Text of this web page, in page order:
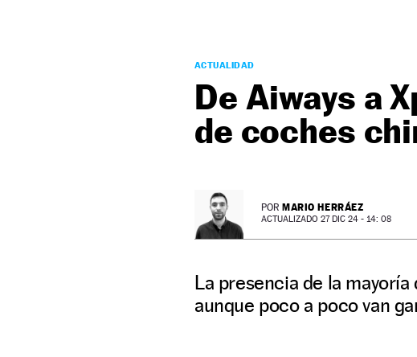
ACTUALIDAD
De Aiways a
de coches
POR MARIO HERRÁEZ
ACTUALIZADO 27 DIC 24 - 14: 08
La presencia de la
aunque poco a poco van